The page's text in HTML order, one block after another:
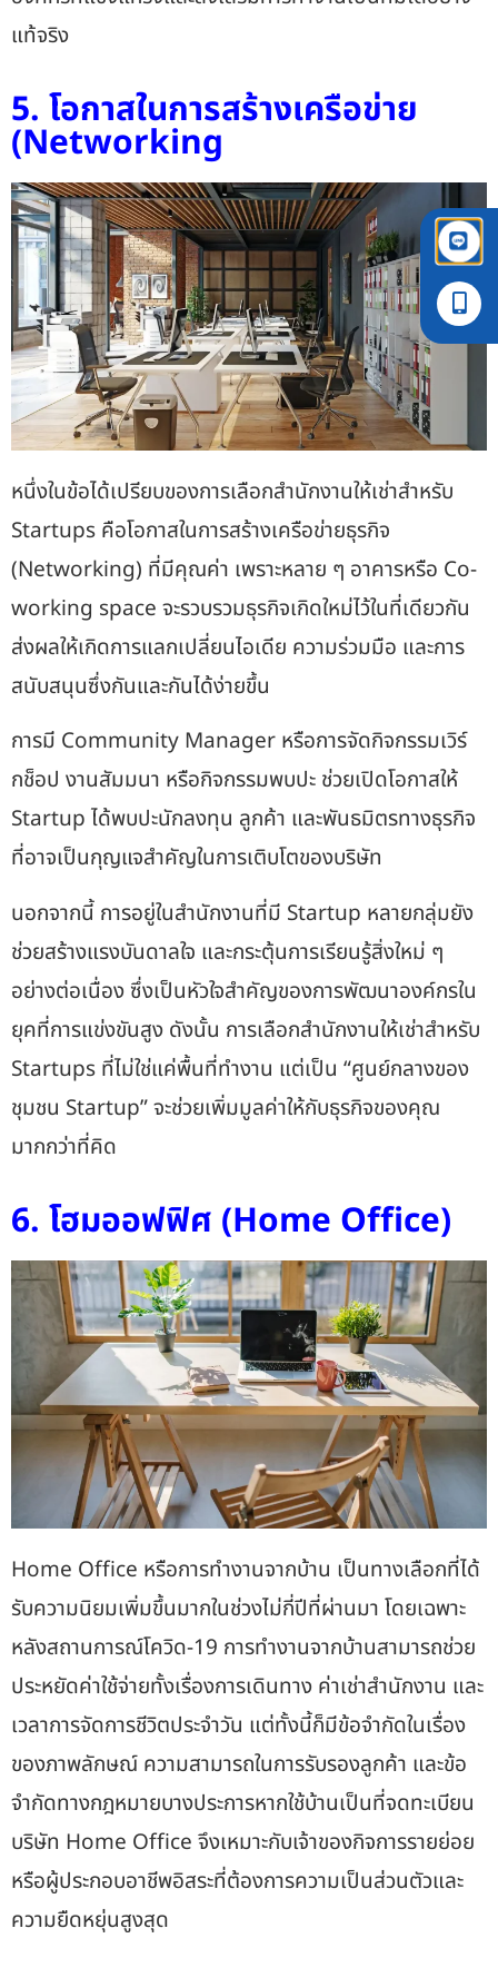
แท้จริง
5. โอกาสในการสร้างเครือข่าย
(Networking
หนึ่งในข้อได้เปรียบของการเลือกสำนักงานให้เช่าสำหรับ
Startups คือโอกาสในการสร้างเครือข่ายธุรกิจ
(Networking) ที่มีคุณค่า เพราะหลาย ๆ อาคารหรือ Co-
working space จะรวบรวมธุรกิจเกิดใหม่ไว้ในที่เดียวกัน
ส่งผลให้เกิดการแลกเปลี่ยนไอเดีย ความร่วมมือ และการ
สนับสนุนซึ่งกันและกันได้ง่ายขึ้น
การมี Community Manager หรือการจัดกิจกรรมเวิร์
กช็อป งานสัมมนา หรือกิจกรรมพบปะ ช่วยเปิดโอกาสให้
Startup ได้พบปะนักลงทุน ลูกค้า และพันธมิตรทางธุรกิจ
ที่อาจเป็นกุญแจสำคัญในการเติบโตของบริษัท
นอกจากนี้ การอยู่ในสำนักงานที่มี Startup หลายกลุ่มยัง
ช่วยสร้างแรงบันดาลใจ และกระตุ้นการเรียนรู้สิ่งใหม่ ๆ
อย่างต่อเนื่อง ซึ่งเป็นหัวใจสำคัญของการพัฒนาองค์กรใน
ยุคที่การแข่งขันสูง ดังนั้น การเลือกสำนักงานให้เช่าสำหรับ
Startups ที่ไม่ใช่แค่พื้นที่ทำงาน แต่เป็น “ศูนย์กลางของ
ชุมชน Startup” จะช่วยเพิ่มมูลค่าให้กับธุรกิจของคุณ
มากกว่าที่คิด
6. โฮมออฟฟิศ (Home Office)
Home Office หรือการทำงานจากบ้าน เป็นทางเลือกที่ได้
รับความนิยมเพิ่มขึ้นมากในช่วงไม่กี่ปีที่ผ่านมา โดยเฉพาะ
หลังสถานการณ์โควิด-19 การทำงานจากบ้านสามารถช่วย
ประหยัดค่าใช้จ่ายทั้งเรื่องการเดินทาง ค่าเช่าสำนักงาน และ
เวลาการจัดการชีวิตประจำวัน แต่ทั้งนี้ก็มีข้อจำกัดในเรื่อง
ของภาพลักษณ์ ความสามารถในการรับรองลูกค้า และข้อ
จำกัดทางกฎหมายบางประการหากใช้บ้านเป็นที่จดทะเบียน
บริษัท Home Office จึงเหมาะกับเจ้าของกิจการรายย่อย
หรือผู้ประกอบอาชีพอิสระที่ต้องการความเป็นส่วนตัวและ
ความยืดหยุ่นสูงสุด